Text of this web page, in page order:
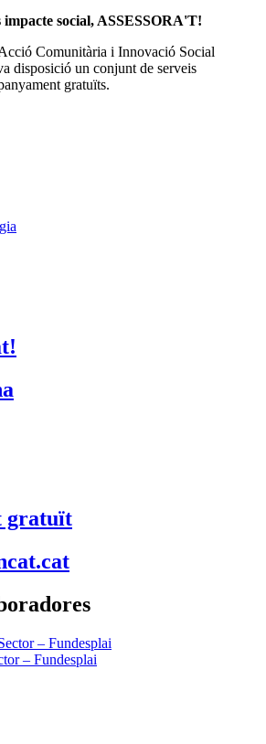
impacte social, ASSESSORA'T!
Comunitària i Innovació Social
disposició un conjunt de serveis
gratuïts.
gratuït
– Fundesplai